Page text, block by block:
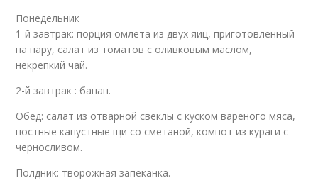
Понедельник
1-й завтрак: порция омлета из двух яиц, приготовленный
на пару, салат из томатов с оливковым маслом,
некрепкий чай.
2-й завтрак : банан.
Обед: салат из отварной свеклы с куском вареного мяса,
постные капустные щи со сметаной, компот из кураги с
черносливом.
Полдник: творожная запеканка.